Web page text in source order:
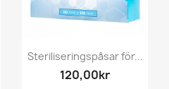
Steriliseringspåsar för...
120,00kr